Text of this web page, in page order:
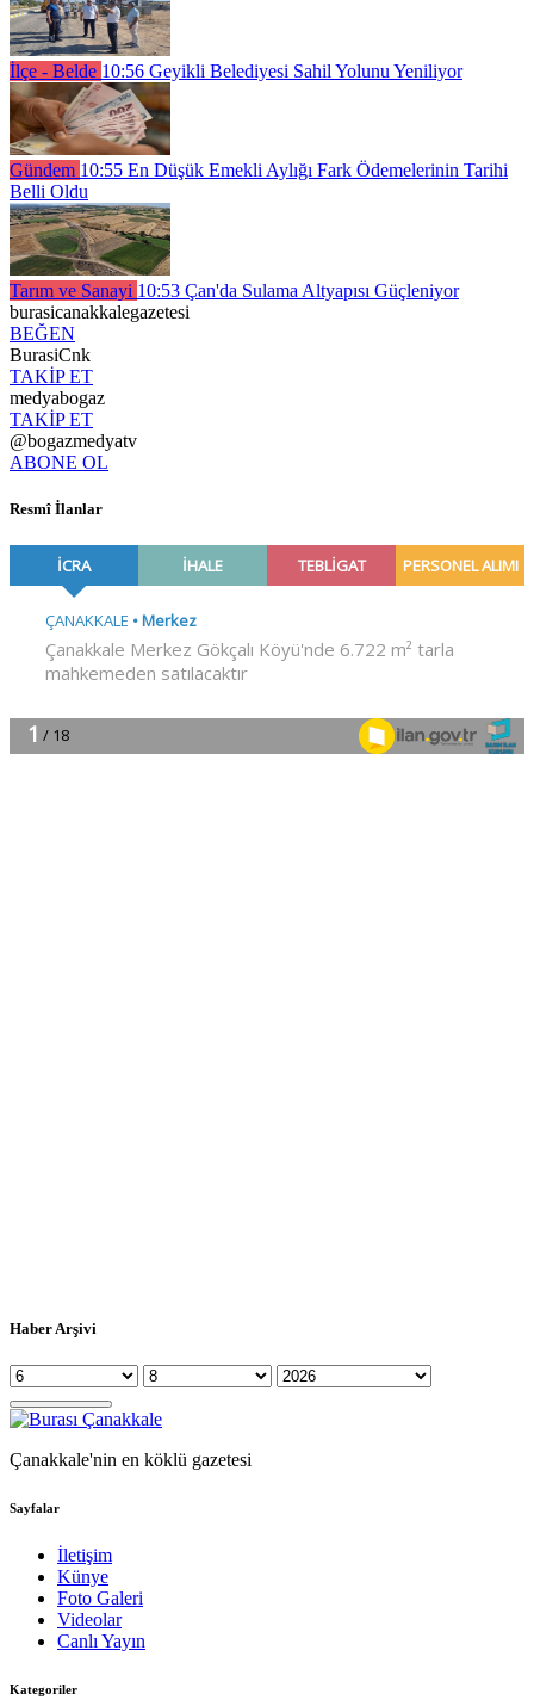
İlçe - Belde 10:56 Geyikli Belediyesi Sahil Yolunu Yeniliyor
Gündem 10:55 En Düşük Emekli Aylığı Fark Ödemelerinin Tarihi
Belli Oldu
Tarım ve Sanayi 10:53 Çan'da Sulama Altyapısı Güçleniyor
burasicanakkalegazetesi
BEĞEN
BurasiCnk
TAKİP ET
medyabogaz
TAKİP ET
@bogazmedyatv
ABONE OL
Resmî İlanlar
Haber Arşivi
Çanakkale'nin en köklü gazetesi
Sayfalar
İletişim
Künye
Foto Galeri
Videolar
Canlı Yayın
Kategoriler